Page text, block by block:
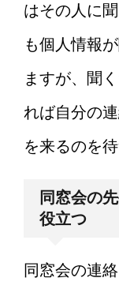
はその人に
も個人情報
ますが、聞
れば自分の
を来るのを
同窓会の
役立つ
同窓会の連